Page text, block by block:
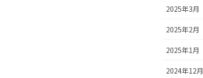
2025年3月
2025年2月
2025年1月
2024年12月